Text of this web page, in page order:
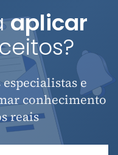
aplicar
e
conhecimento
reais